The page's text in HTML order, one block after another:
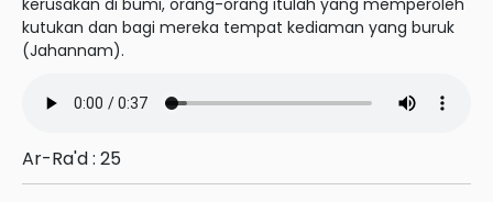
kerusakan di bumi, orang-orang itulah yang memperoleh
kutukan dan bagi mereka tempat kediaman yang buruk
(Jahannam).
Ar-Ra'd : 25